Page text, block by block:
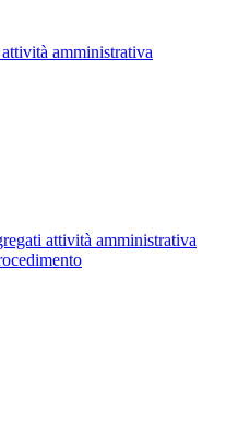
amministrativa
attività amministrativa